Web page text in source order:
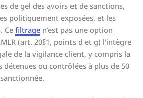
de gel des avoirs et de sanctions,
politiquement exposées, et les
Cefiltrage n’est pas une option
(art. 20§1, points d et g) l’intègre
de la vigilance client, y compris la
ou contrôlées à plus de 50